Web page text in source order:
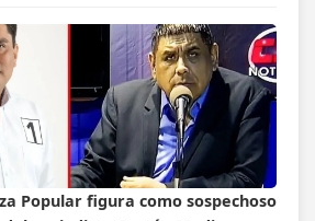
Popular figura como sospechoso